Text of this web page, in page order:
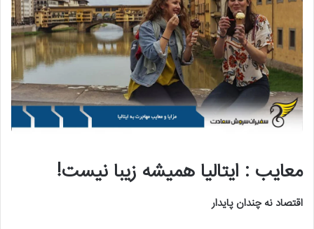
معایب : ایتالیا همیشه زیبا نیست!
اقتصاد نه چندان پایدار